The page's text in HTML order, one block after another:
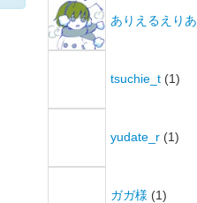
ありえるえりあ
tsuchie_t (1)
yudate_r (1)
ガガ様 (1)